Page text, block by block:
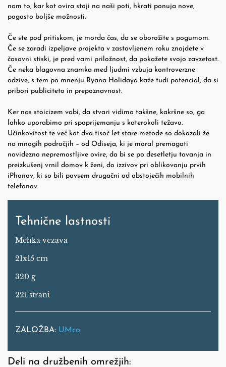
nam to, kar kot ovira stoji na naši poti, hkrati ponuja nove,
pogosto boljše možnosti.
Če ste pod pritiskom, je morda čas, da se oborožite s pogumom.
Če se zaradi izpeljave projekta v zastavljenem roku znajdete v
časovni stiski, je pred vami priložnost, da pokažete svojo zavzetost.
Če neka blagovna znamka med ljudmi vzbuja kontroverzne
odzive, s tem po mnenju Ryana Holidaya kaže tudi potencial, da si
pribori publiciteto in prepoznavnost.
Ker nas stoicizem vabi, da stvari vidimo takšne, kakršne so, ga
lahko uporabimo pri spoprijemanju s katerokoli težavo.
Učinkovitost te več kot dva tisoč let stare metode so dokazali že
na mnogih področjih – od Odiseja, ki je moral premagati
navidezno nepremostljive ovire, da bi se po desetletju tavanja in
preizkušenj vrnil domov k ženi, do izzivov pri oblikovanju prvih
iPhonov, ki so bili povsem drugačni od obstoječih mobilnih
telefonov.
Tehnične lastnosti
Mehka vezava
21x15 cm
320 g
221 strani
ZALOŽBA: UMco
Deli na družbenih omrežjih: